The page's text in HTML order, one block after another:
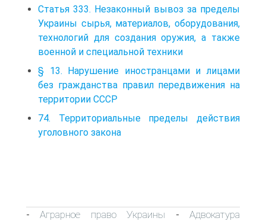
Статья 333. Незаконный вывоз за пределы
Украины сырья, материалов, оборудования,
технологий для создания оружия, а также
военной и специальной техники
§ 13. Нарушение иностранцами и лицами
без гражданства правил передвижения на
территории СССР
74. Территориальные пределы действия
уголовного закона
-Аграрное право Украины -Адвокатура